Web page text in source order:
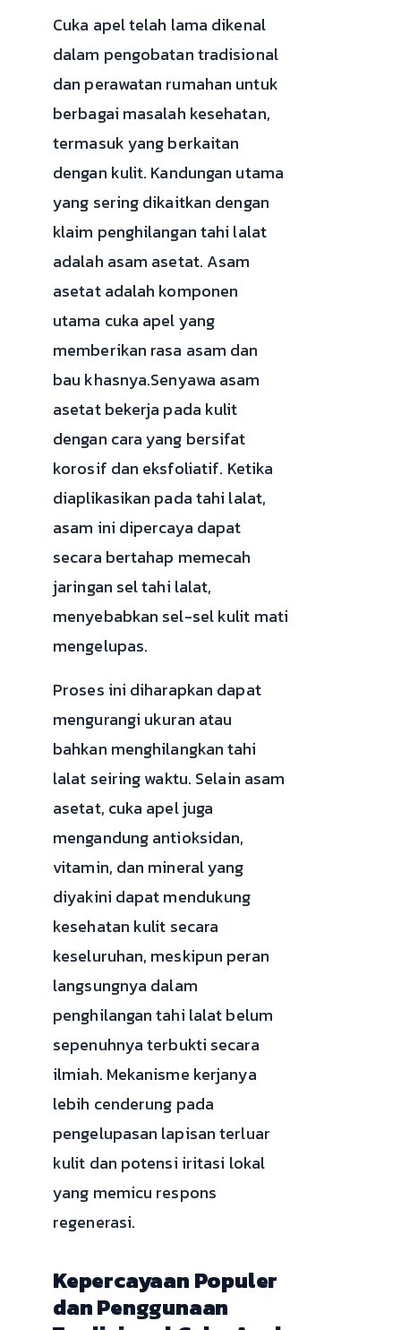
Cuka apel telah lama dikenal
dalam pengobatan tradisional
dan perawatan rumahan untuk
berbagai masalah kesehatan,
termasuk yang berkaitan
dengan kulit. Kandungan utama
yang sering dikaitkan dengan
klaim penghilangan tahi lalat
adalah asam asetat. Asam
asetat adalah komponen
utama cuka apel yang
memberikan rasa asam dan
bau khasnya.Senyawa asam
asetat bekerja pada kulit
dengan cara yang bersifat
korosif dan eksfoliatif. Ketika
diaplikasikan pada tahi lalat,
asam ini dipercaya dapat
secara bertahap memecah
jaringan sel tahi lalat,
menyebabkan sel-sel kulit mati
mengelupas.
Proses ini diharapkan dapat
mengurangi ukuran atau
bahkan menghilangkan tahi
lalat seiring waktu. Selain asam
asetat, cuka apel juga
mengandung antioksidan,
vitamin, dan mineral yang
diyakini dapat mendukung
kesehatan kulit secara
keseluruhan, meskipun peran
langsungnya dalam
penghilangan tahi lalat belum
sepenuhnya terbukti secara
ilmiah. Mekanisme kerjanya
lebih cenderung pada
pengelupasan lapisan terluar
kulit dan potensi iritasi lokal
yang memicu respons
regenerasi.
Kepercayaan Populer
dan Penggunaan